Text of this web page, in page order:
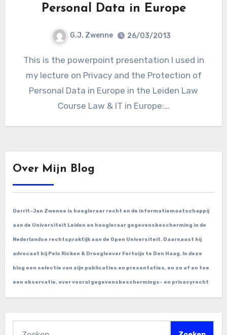
Personal Data in Europe
G.J. Zwenne 26/03/2013
This is the powerpoint presentation I used in
my lecture on Privacy and the Protection of
Personal Data in Europe in the Leiden Law
Course Law & IT in Europe:…
Over Mijn Blog
Gerrit-Jan Zwenne is hoogleraar recht en de informatiemaatschappij
aan de Universiteit Leiden en hoogleraar gegevensbescherming in de
Nederlandse rechtspraktijk aan de Open Universiteit. Daarnaast hij
advocaat bij Pels Ricken & Droogleever Fortuijn te Den Haag. In deze
blog een selectie van zijn publicaties en presentaties, en zo af en toe
een observatie, over vooral gegevensbeschermings- en privacyrecht